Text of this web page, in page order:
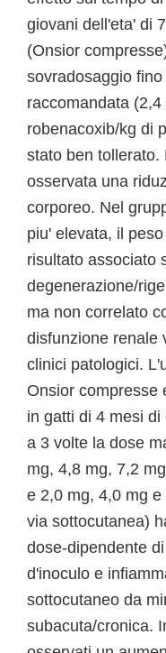
giovani dell'eta' di
(Onsior
sovradosaggio
raccomandata
robenacoxib/kg di
stato ben tollerato.
osservata una
corporeo. Nel
piu' elevata, il
risultato associato
degenerazione/
ma non correlato
disfunzione renale
clinici patologici.
Onsior compresse
in gatti di 4 mesi
a 3 volte la dose
mg, 4,8 mg, 7,2
e 2,0 mg, 4,0 mg
via sottocutanea)
dose-dipendente
d'inoculo e
sottocutaneo da
subacuta/cronica.